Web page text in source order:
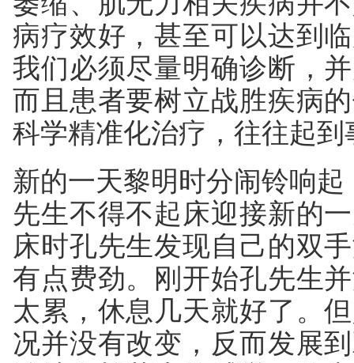
病疗效好，甚至可以达到
我们必须尽量明确诊断，
而且患者要树立战胜疾病
科学精准化治疗，往往起
新的一天黎明时分闹铃响
先生不得不起床迎接新的
床时孔先生发现自己的双
有点费劲。刚开始孔先生
太累，休息几天就好了。
况并没有改变，反而发展